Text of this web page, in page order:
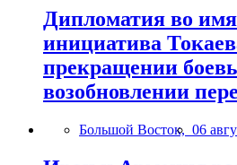
Дипломатия во
инициатива
прекращении
возобновлении
Большой Восток, 06